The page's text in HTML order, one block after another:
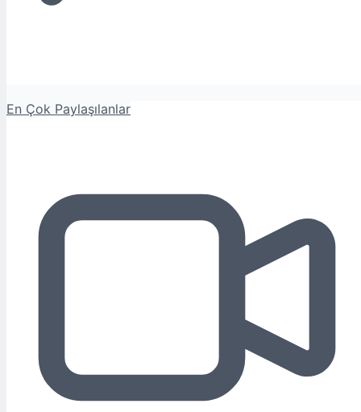
En Çok Paylaşılanlar